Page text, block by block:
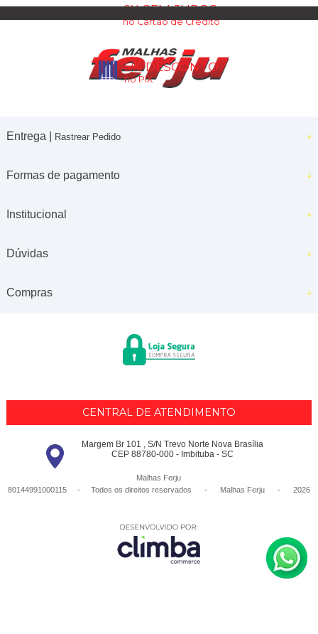
6X SEM JUROS
no Cartão de Crédito
5% DESCONTO
no PIX
Entrega | Rastrear Pedido
Formas de pagamento
Institucional
Dúvidas
Compras
CENTRAL DE ATENDIMENTO
Margem Br 101 , S/N Trevo Norte Nova Brasília
CEP 88780-000 - Imbituba - SC
Malhas Ferju
80144991000115 - Todos os direitos reservados
- Malhas Ferju - 2026